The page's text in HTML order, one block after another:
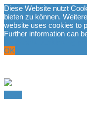
Diese Website nutzt
bieten zu können.
website uses cookies to
Further information can
OK